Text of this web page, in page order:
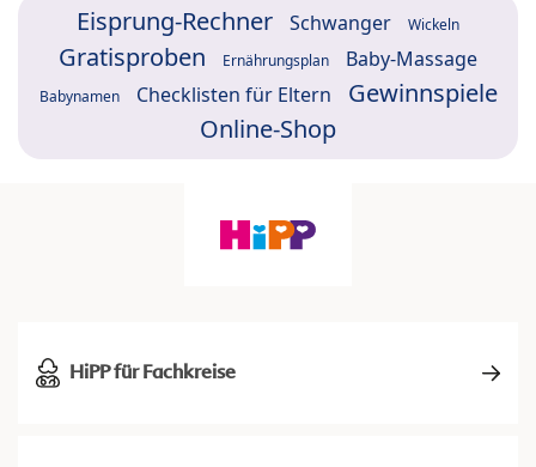
Eisprung-Rechner Schwanger Wickeln
Gratisproben Ernährungsplan Baby-Massage
Babynamen Checklisten für Eltern
Gewinnspiele
Online-Shop
HiPP für Fachkreise